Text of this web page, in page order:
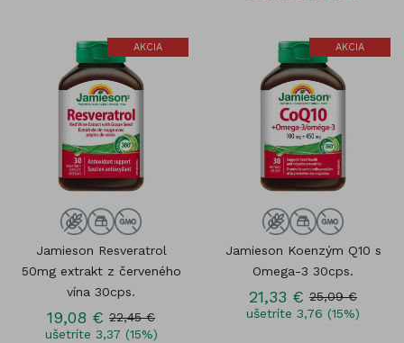
AKCIA
Jamieson Resveratrol
50mg extrakt z červeného
vína 30cps.
19,08 € 22,45 €
ušetríte 3,37 (15%)
AKCIA
Jamieson Koenzým Q10 s
Omega-3 30cps.
21,33 € 25,09 €
ušetríte 3,76 (15%)